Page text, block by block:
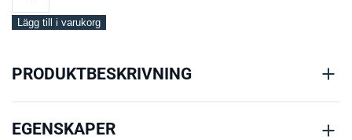
Siliflex
Lägg till i varukorg
PRODUKTBESKRIVNING
EGENSKAPER